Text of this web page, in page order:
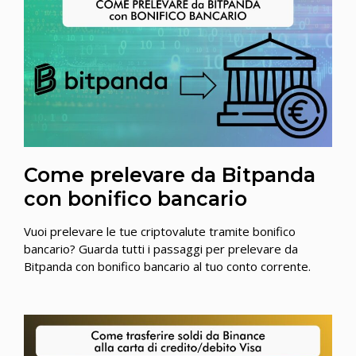
Come prelevare da Bitpanda
con bonifico bancario
Vuoi prelevare le tue criptovalute tramite bonifico
bancario? Guarda tutti i passaggi per prelevare da
Bitpanda con bonifico bancario al tuo conto corrente.